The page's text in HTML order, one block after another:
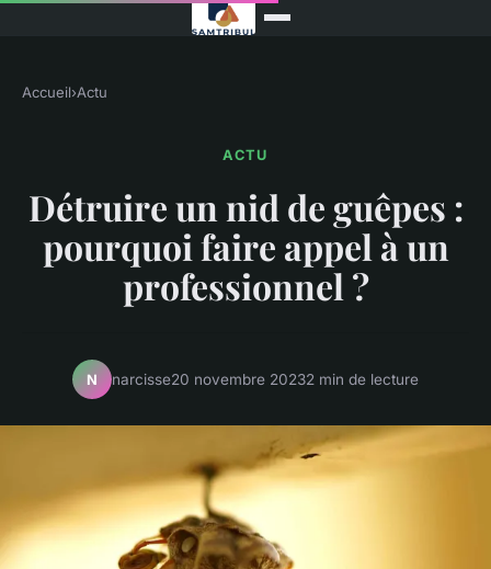
Accueil›Actu
ACTU
Détruire un nid de guêpes :
pourquoi faire appel à un
professionnel ?
N narcisse20 novembre 20232 min de lecture